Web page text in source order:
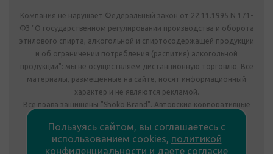
Компания не нарушает Федеральный закон от 22.11.1995 N 171-
ФЗ "О государственном регулировании производства и оборота
этилового спирта, алкогольной и спиртосодержащей продукции
и об ограничении потребления (распития) алкогольной
продукции": мы не осуществляем дистанционную торговлю. Все
материалы, размещенные на сайте, носят информационный
характер и не являются рекламой.
Все права защищены "Shoko Brand". Авторские корпоративные
Комплектация подарка может отличаться от изображения.
Информация на сайте не является публичной офертой.
Пользуясь сайтом, вы соглашаетесь с
использованием cookies, политикой
конфиденциальности и даете согласие